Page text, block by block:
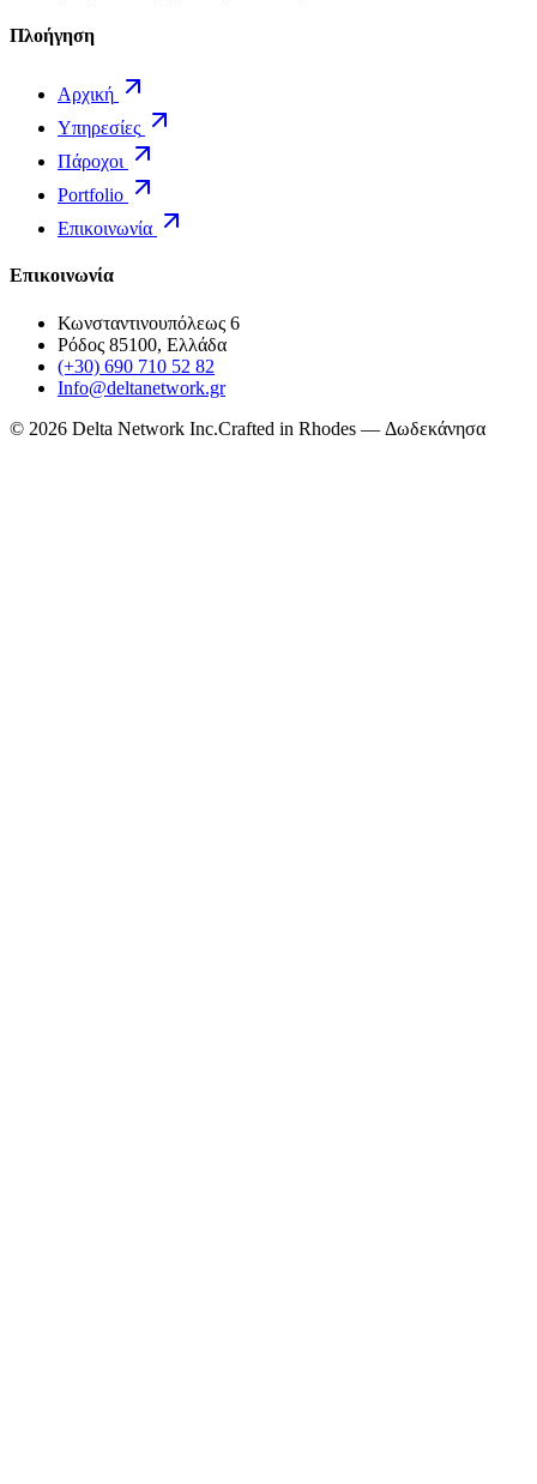
Πλοήγηση
Αρχική
Υπηρεσίες
Πάροχοι
Portfolio
Επικοινωνία
Επικοινωνία
Κωνσταντινουπόλεως 6
Ρόδος 85100, Ελλάδα
(+30) 690 710 52 82
Info@deltanetwork.gr
© 2026 Delta Network Inc.Crafted in Rhodes — Δωδεκάνησα